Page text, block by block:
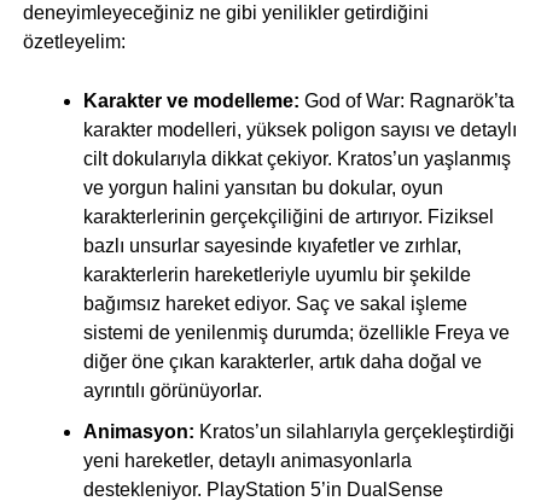
deneyimleyeceğiniz ne gibi yenilikler getirdiğini
özetleyelim:
Karakter ve modelleme: God of War: Ragnarök’ta
karakter modelleri, yüksek poligon sayısı ve detaylı
cilt dokularıyla dikkat çekiyor. Kratos’un yaşlanmış
ve yorgun halini yansıtan bu dokular, oyun
karakterlerinin gerçekçiliğini de artırıyor. Fiziksel
bazlı unsurlar sayesinde kıyafetler ve zırhlar,
karakterlerin hareketleriyle uyumlu bir şekilde
bağımsız hareket ediyor. Saç ve sakal işleme
sistemi de yenilenmiş durumda; özellikle Freya ve
diğer öne çıkan karakterler, artık daha doğal ve
ayrıntılı görünüyorlar.
Animasyon: Kratos’un silahlarıyla gerçekleştirdiği
yeni hareketler, detaylı animasyonlarla
destekleniyor. PlayStation 5’in DualSense